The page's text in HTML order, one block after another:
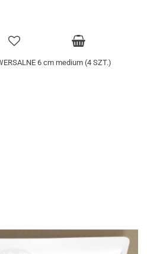
6 cm medium (4 SZT.)